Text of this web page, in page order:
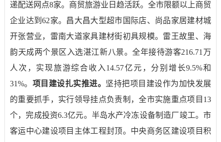
递配送网点8家。商贸旅游业日趋活跃。全市限额以上商贸
企业达到62家。昌大昌大型超市国际店、尚品家居建材城
开张营业，雷南大道家具建材街初具规模。雷王故里、海
韵天成两个景区入选湛江新八景。全年接待游客216.71 万
人次，实现旅游综合收入 14.57亿元，分别增长9.5%和
31%。 项目建设扎实推进。 坚持把项目建设作为加快发展
的重要抓手，实行领导挂点负责制，全市实施重点项目 13
个，完成投资6.3亿元。半岛水产冷冻设备制造厂竣工。市
客运中心建设项目主体工程封顶。中央商务区建设项目积